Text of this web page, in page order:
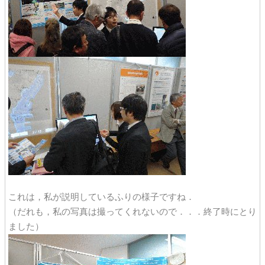
これは，私が説明しているふりの様子ですね．
（だれも，私の写真は撮ってくれないので．．．終了時にとり
ました）